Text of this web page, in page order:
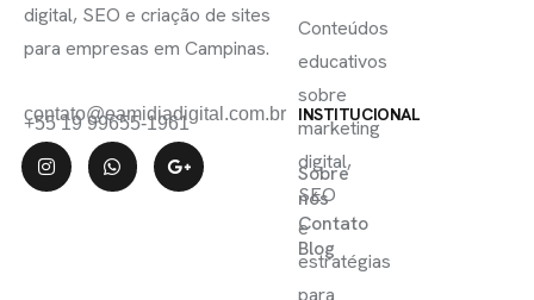
digital, SEO e criação de sites
para empresas em Campinas.
contato@eamidiadigital.com.br
+55 19 99655-1961 INSTITUCIONAL
Sobre
nós
Contato
Blog
Conteúdos
educativos
sobre
marketing
digital,
SEO
e
estratégias
para